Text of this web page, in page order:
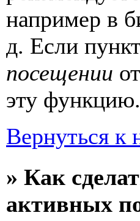
например в
д. Если
посещении
эту функцию.
Вернуться к
» Как
активных